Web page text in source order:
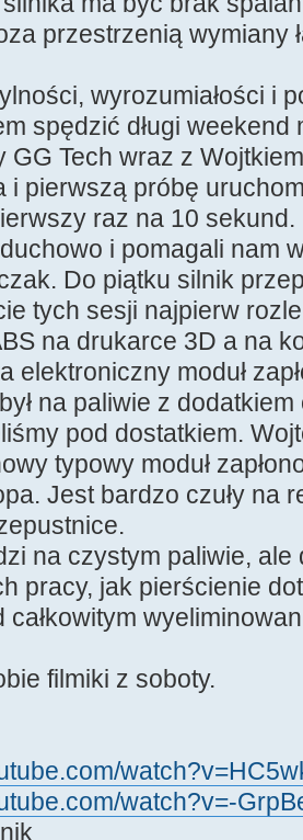
przestrzenią wymiany
wyrozumiałości i
spędzić długi
GG Tech wraz z
i pierwszą próbę
raz na 10
i pomagali nam
Do piątku silnik
tych sesji najpierw
na drukarce 3D a na
elektroniczny moduł
na paliwie z
pod dostatkiem.
typowy moduł
Jest bardzo czuły na
na czystym paliwie, ale
pracy, jak pierścienie
całkowitym
filmiki z soboty.
watch?v=-